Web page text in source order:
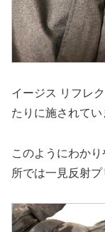
イージス リフレ
たりに施されてい
このようにわか
所では一見反射